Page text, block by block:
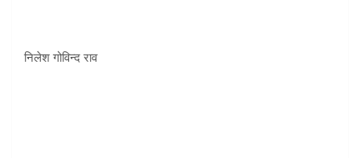
निलेश गोविन्द राव